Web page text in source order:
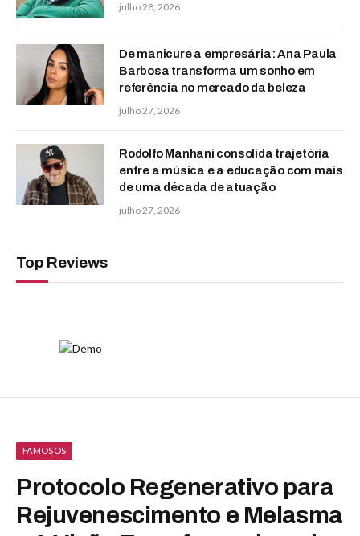
julho 28, 2026
De manicure a empresária: Ana Paula
Barbosa transforma um sonho em
referência no mercado da beleza
julho 27, 2026
Rodolfo Manhani consolida trajetória
entre a música e a educação com mais
de uma década de atuação
julho 27, 2026
Top Reviews
FAMOSOS
Protocolo Regenerativo para
Rejuvenescimento e Melasma